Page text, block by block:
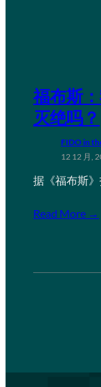
福布斯
灭绝吗？
FIDO in
12 12 月,
据《福布斯
Read More →